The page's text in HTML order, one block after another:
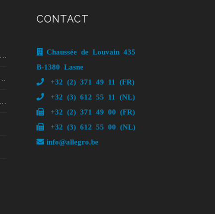
CONTACT
Chaussée de Louvain 435
B-1380 Lasne
+32 (2) 371 49 11 (FR)
+32 (3) 612 55 11 (NL)
+32 (2) 371 49 00 (FR)
+32 (3) 612 55 00 (NL)
info@allegro.be